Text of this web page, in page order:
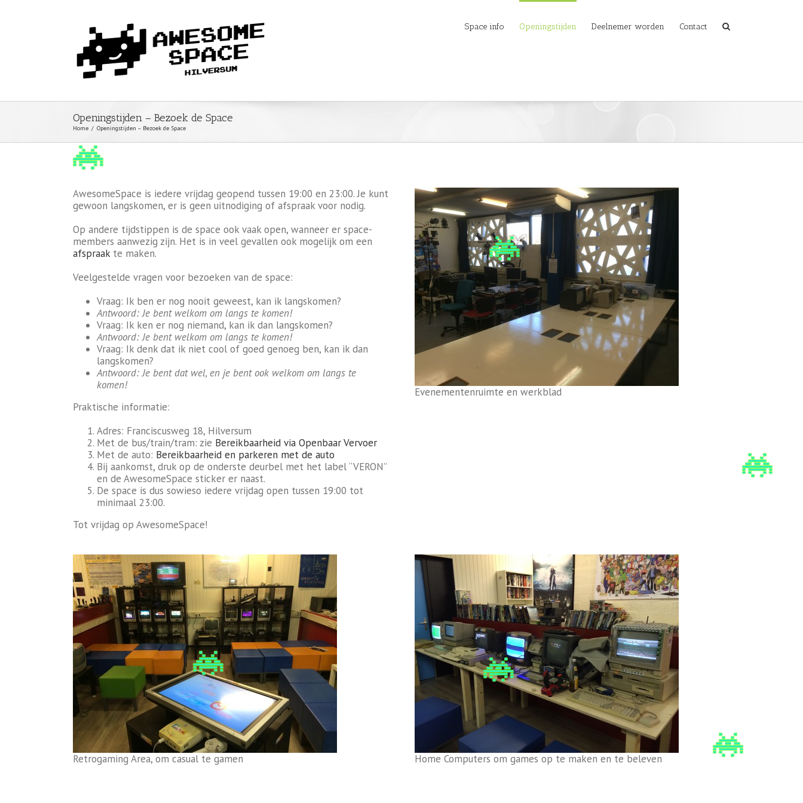
Space info Openingstijden Deelnemer worden Contact
Openingstijden – Bezoek de Space
Home / Openingstijden – Bezoek de Space
AwesomeSpace is iedere vrijdag geopend tussen 19:00 en 23:00. Je kunt
gewoon langskomen, er is geen uitnodiging of afspraak voor nodig.
Op andere tijdstippen is de space ook vaak open, wanneer er space-
members aanwezig zijn. Het is in veel gevallen ook mogelijk om een
afspraakte maken.
Veelgestelde vragen voor bezoeken van de space:
Vraag: Ik ben er nog nooit geweest, kan ik langskomen?
Antwoord: Je bent welkom om langs te komen!
Vraag: Ik ken er nog niemand, kan ik dan langskomen?
Antwoord: Je bent welkom om langs te komen!
Vraag: Ik denk dat ik niet cool of goed genoeg ben, kan ik dan
langskomen?
Antwoord: Je bent dat wel, en je bent ook welkom om langs te
komen!
Praktische informatie:
Adres: Franciscusweg 18, Hilversum
Met de bus/train/tram: zie Bereikbaarheid via Openbaar Vervoer
Met de auto: Bereikbaarheid en parkeren met de auto
Bij aankomst, druk op de onderste deurbel met het label “VERON”
en de AwesomeSpace sticker er naast.
De space is dus sowieso iedere vrijdag open tussen 19:00 tot
minimaal 23:00.
Tot vrijdag op AwesomeSpace!
Evenementenruimte en werkblad
Retrogaming Area, om casual te gamen Home Computers om games op te maken en te beleven